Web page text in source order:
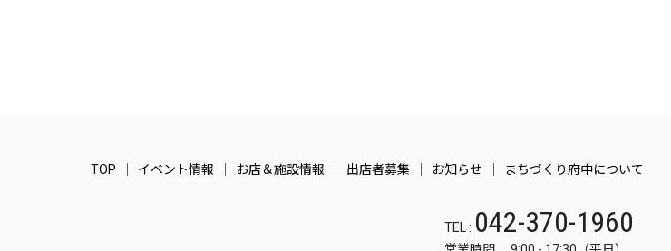
TOP イベント情報 お店＆施設情報 出店者募集 お知らせ まちづくり府中について
TEL : 042-370-1960